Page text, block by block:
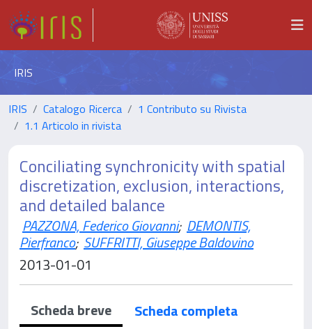
IRIS
IRIS Catalogo Ricerca
1 Contributo su Rivista
1.1 Articolo in rivista
Conciliating synchronicity with spatial
discretization, exclusion, interactions,
and detailed balance
PAZZONA, Federico Giovanni; DEMONTIS,
Pierfranco; SUFFRITTI, Giuseppe Baldovino
2013-01-01
Scheda breve
Scheda completa